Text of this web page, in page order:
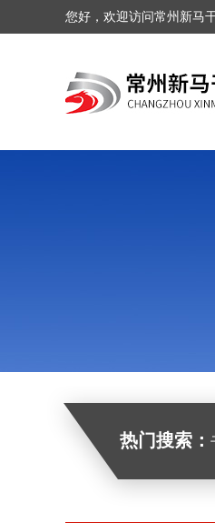
您好，欢迎访问常州新马
热门搜索：